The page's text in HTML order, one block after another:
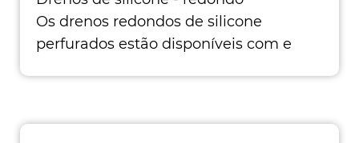
Os drenos redondos de silicone
perfurados estão disponíveis com e